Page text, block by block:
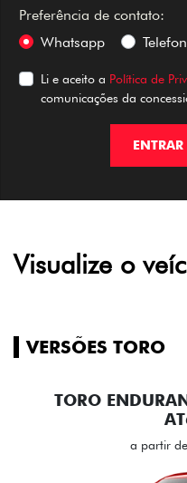
Preferência de contato:
Whatsapp
Li e aceito a Política de
comunicações da
Visualize o
VERSÕES TORO
TORO
a partir